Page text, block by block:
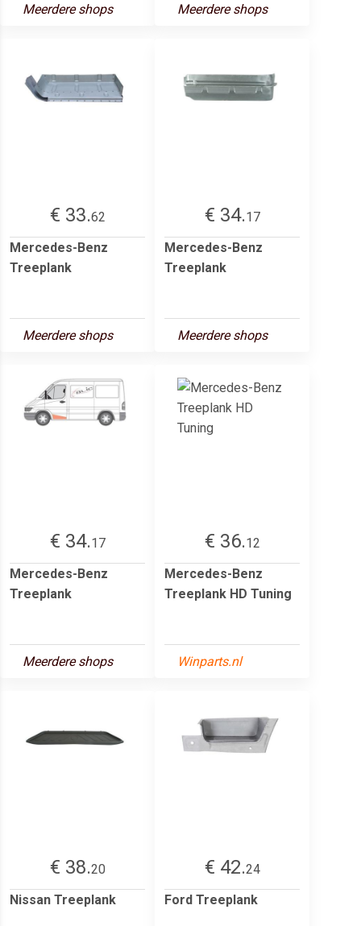
Meerdere shops Meerdere shops
€ 33.62
Mercedes-Benz
Treeplank
Meerdere shops
€ 34.17
Mercedes-Benz
Treeplank
Meerdere shops
€ 34.17
Mercedes-Benz
Treeplank
Meerdere shops
€ 36.12
Mercedes-Benz
Treeplank HD Tuning
Winparts.nl
€ 38.20
Nissan Treeplank
€ 42.24
Ford Treeplank